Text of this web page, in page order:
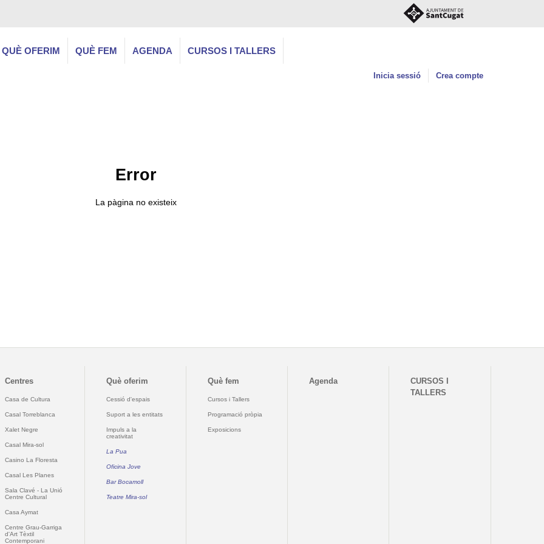
QUÈ OFERIM QUÈ FEM AGENDA CURSOS I TALLERS
Inicia sessió Crea compte
Error
La pàgina no existeix
Centres
Casa de Cultura
Casal Torreblanca
Xalet Negre
Casal Mira-sol
Casino La Floresta
Casal Les Planes
Sala Clavé - La Unió
Centre Cultural
Casa Aymat
Centre Grau-Garriga
d'Art Tèxtil
Contemporani
Què oferim
Cessió d'espais
Suport a les entitats
Impuls a la
creativitat
La Pua
Oficina Jove
Bar Bocamoll
Teatre Mira-sol
Què fem
Cursos i Tallers
Programació pròpia
Exposicions
Agenda
CURSOS I
TALLERS